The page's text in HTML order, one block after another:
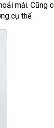
mái. Cũng
cụ thể.